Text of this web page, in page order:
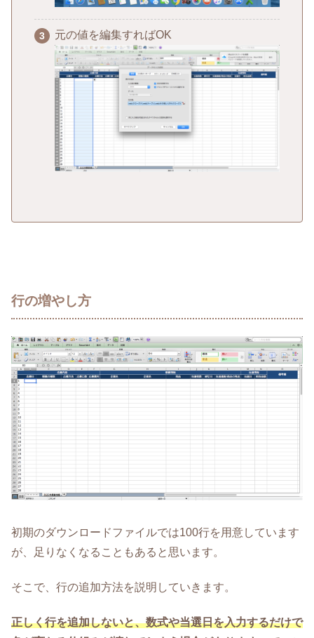
元の値を編集すればOK
行の増やし方
初期のダウンロードファイルでは100行を用意しています
が、足りなくなることもあると思います。
そこで、行の追加方法を説明していきます。
正しく行を追加しないと、数式や当選日を入力するだけで